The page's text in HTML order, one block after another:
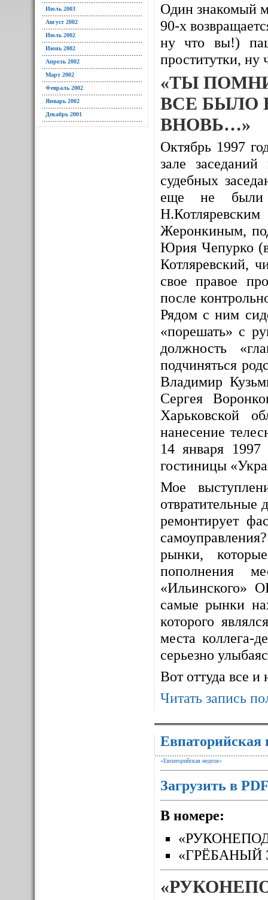
Июль 2003
Август 2002
Июль 2002
Июнь 2002
Апрель 2002
Март 2002
Февраль 2002
Январь 2002
Декабрь 2001
Один знакомый
90-х
ну что вы!)
проститутки,
«ТЫ
ВСЕ БЫЛО
ВНОВЬ…»
Октябрь 1997
зале
судебных
еще не были
Жеронкиным,
Юрия Чепурко
Котляревский,
свое правое
после
Рядом с ним
«порешать» с
должность
подчиняться
Владимир
Сергея
Харьковской
нанесение
14 января
гостиницы
Мое
отвратительные
ремонтирует
рынки,
пополнения
«Ильинского»
самые рынки
которого
места коллега-
серьезно
Вот оттуда все и
Читать запись
Евпаторийская
«Евпаторийская неделя»
Загрузить в
В номере:
«ГРЁБАНЫЙ